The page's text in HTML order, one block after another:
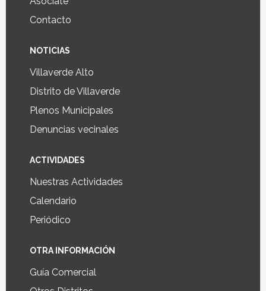
Contacto
NOTICIAS
Villaverde Alto
Distrito de Villaverde
Plenos Municipales
Denuncias vecinales
ACTIVIDADES
Nuestras Actividades
Calendario
Periódico
OTRA INFORMACIÓN
Guía Comercial